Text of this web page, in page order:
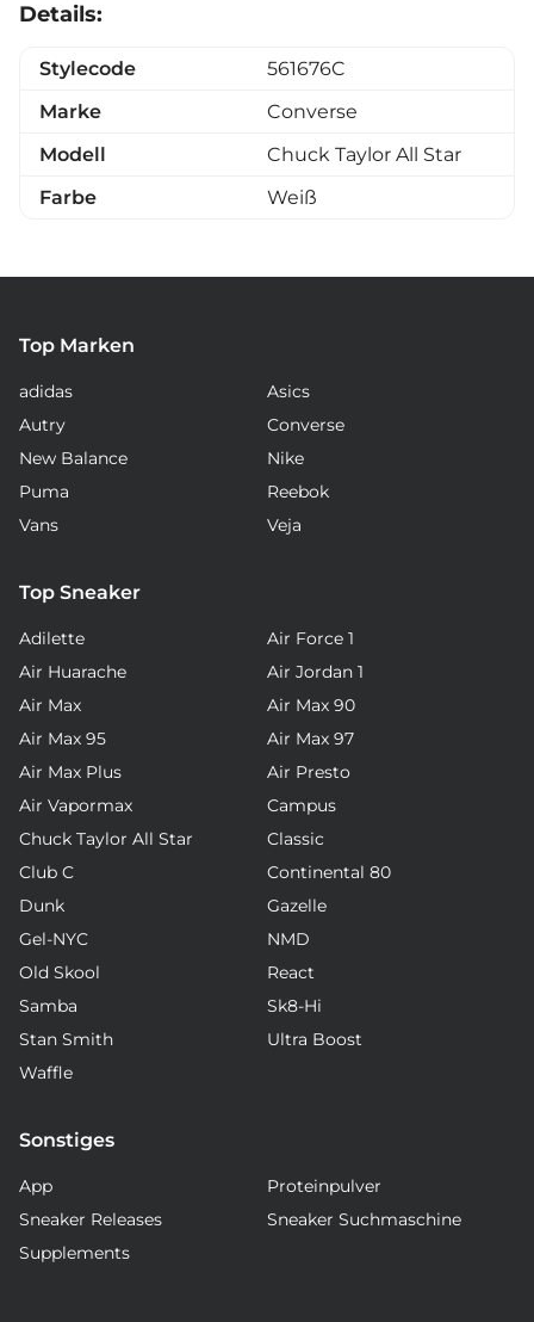
Details:
Stylecode
561676C
Marke
Converse
Modell
Chuck Taylor All Star
Farbe
Weiß
Top Marken
adidas
Asics
Autry
Converse
New Balance
Nike
Puma
Reebok
Vans
Veja
Top Sneaker
Adilette
Air Force 1
Air Huarache
Air Jordan 1
Air Max
Air Max 90
Air Max 95
Air Max 97
Air Max Plus
Air Presto
Air Vapormax
Campus
Chuck Taylor All Star
Classic
Club C
Continental 80
Dunk
Gazelle
Gel-NYC
NMD
Old Skool
React
Samba
Sk8-Hi
Stan Smith
Ultra Boost
Waffle
Sonstiges
App
Proteinpulver
Sneaker Releases
Sneaker Suchmaschine
Supplements